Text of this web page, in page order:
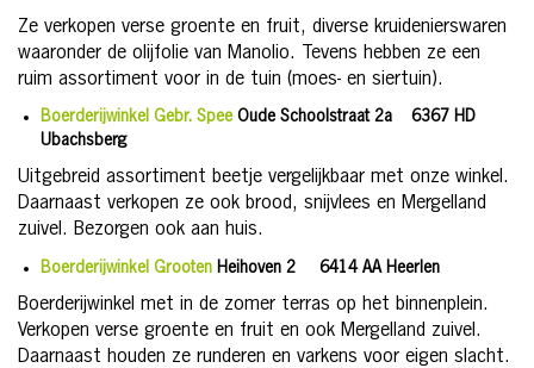
Ze verkopen verse groente en fruit, diverse kruidenierswaren
waaronder de olijfolie van Manolio. Tevens hebben ze een
ruim assortiment voor in de tuin (moes- en siertuin).
Boerderijwinkel Gebr. Spee Oude Schoolstraat 2a 6367 HD
Ubachsberg
Uitgebreid assortiment beetje vergelijkbaar met onze winkel.
Daarnaast verkopen ze ook brood, snijvlees en Mergelland
zuivel. Bezorgen ook aan huis.
Boerderijwinkel Grooten Heihoven 2 6414 AA Heerlen
Boerderijwinkel met in de zomer terras op het binnenplein.
Verkopen verse groente en fruit en ook Mergelland zuivel.
Daarnaast houden ze runderen en varkens voor eigen slacht.